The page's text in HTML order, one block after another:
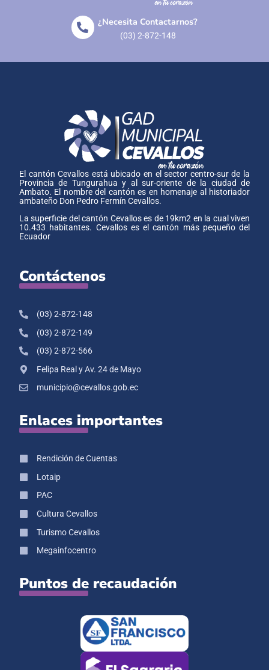
¿Necesita Contactarnos?
(03) 2-872-148
El cantón Cevallos está ubicado en el sector centro-sur de la
Provincia de Tungurahua y al sur-oriente de la ciudad de
Ambato. El nombre del cantón es en homenaje al historiador
ambateño Don Pedro Fermín Cevallos.
La superficie del cantón Cevallos es de 19km2 en la cual viven
10.433 habitantes. Cevallos es el cantón más pequeño del
Ecuador
Contáctenos
(03) 2-872-148
(03) 2-872-149
(03) 2-872-566
Felipa Real y Av. 24 de Mayo
municipio@cevallos.gob.ec
Enlaces importantes
Rendición de Cuentas
Lotaip
PAC
Cultura Cevallos
Turismo Cevallos
Megainfocentro
Puntos de recaudación